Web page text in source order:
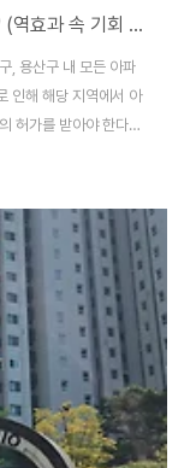
토지거래허가제, 아파트 규제의 역효과는? (역효과 속 기회 발견)
, 용산구 내 모든 아파
인해 해당 지역에서 아
허가를 받아야 한다.
의도지만, 부작용에
능성이 크다.이번 조치
자.1. 토지거래허가제
이상의 토지를 거래할
면적 기준과 달리, 강